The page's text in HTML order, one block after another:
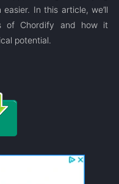
In this article, we’ll
of Chordify and how it
potential.